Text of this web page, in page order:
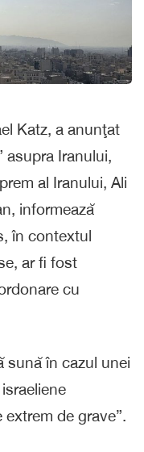
Katz, a anunţat
asupra Iranului,
al Iranului, Ali
informează
în contextul
ar fi fost
cu
sună în cazul unei
extrem de grave”.